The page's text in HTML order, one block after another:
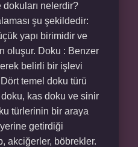
nelerdir?
şu şekildedir:
yapı birimidir ve
oluşur. Doku : Benzer
belirli bir işlevi
temel doku türü
kas doku ve sinir
türlerinin bir araya
getirdiği
akciğerler, böbrekler.